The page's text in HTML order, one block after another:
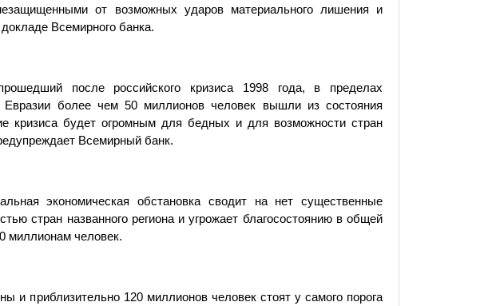
от возможных ударов материального лишения и
Всемирного банка.
после российского кризиса 1998 года, в пределах
Евразии более чем 50 миллионов человек вышли из состояния
кризиса будет огромным для бедных и для возможности стран
Всемирный банк.
экономическая обстановка сводит на нет существенные
стран названного региона и угрожает благосостоянию в общей
миллионам человек.
и приблизительно 120 миллионов человек стоят у самого порога